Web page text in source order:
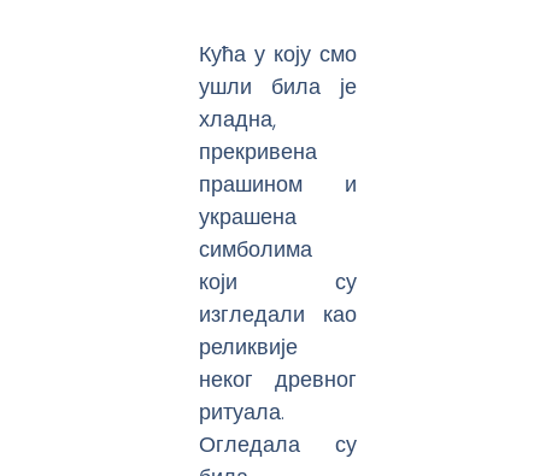
Кућа у коју смо
ушли била је
хладна,
прекривена
прашином и
украшена
симболима
који су
изгледали као
реликвије
неког древног
ритуала.
Огледала су